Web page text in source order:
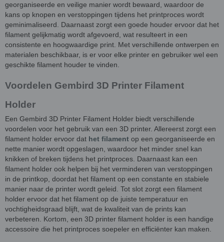
georganiseerde en veilige manier wordt bewaard, waardoor de
kans op knopen en verstoppingen tijdens het printproces wordt
geminimaliseerd. Daarnaast zorgt een goede houder ervoor dat het
filament gelijkmatig wordt afgevoerd, wat resulteert in een
consistente en hoogwaardige print. Met verschillende ontwerpen en
materialen beschikbaar, is er voor elke printer en gebruiker wel een
geschikte filament houder te vinden.
Voordelen Gembird 3D Printer Filament
Holder
Een Gembird 3D Printer Filament Holder biedt verschillende
voordelen voor het gebruik van een 3D printer. Allereerst zorgt een
filament holder ervoor dat het filament op een georganiseerde en
nette manier wordt opgeslagen, waardoor het minder snel kan
knikken of breken tijdens het printproces. Daarnaast kan een
filament holder ook helpen bij het verminderen van verstoppingen
in de printkop, doordat het filament op een constante en stabiele
manier naar de printer wordt geleid. Tot slot zorgt een filament
holder ervoor dat het filament op de juiste temperatuur en
vochtigheidsgraad blijft, wat de kwaliteit van de prints kan
verbeteren. Kortom, een 3D printer filament holder is een handige
accessoire die het printproces soepeler en efficiënter kan maken.